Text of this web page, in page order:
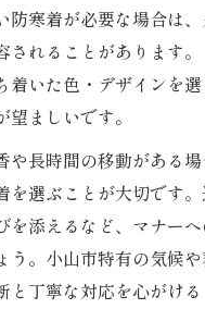
防寒着が必要な場合は
されることがあります
着いた色・デザインを
ましいです。
や長時間の移動がある
を選ぶことが大切です
を添えるなど、マナー
う。小山市特有の気候
と丁寧な対応を心がけ